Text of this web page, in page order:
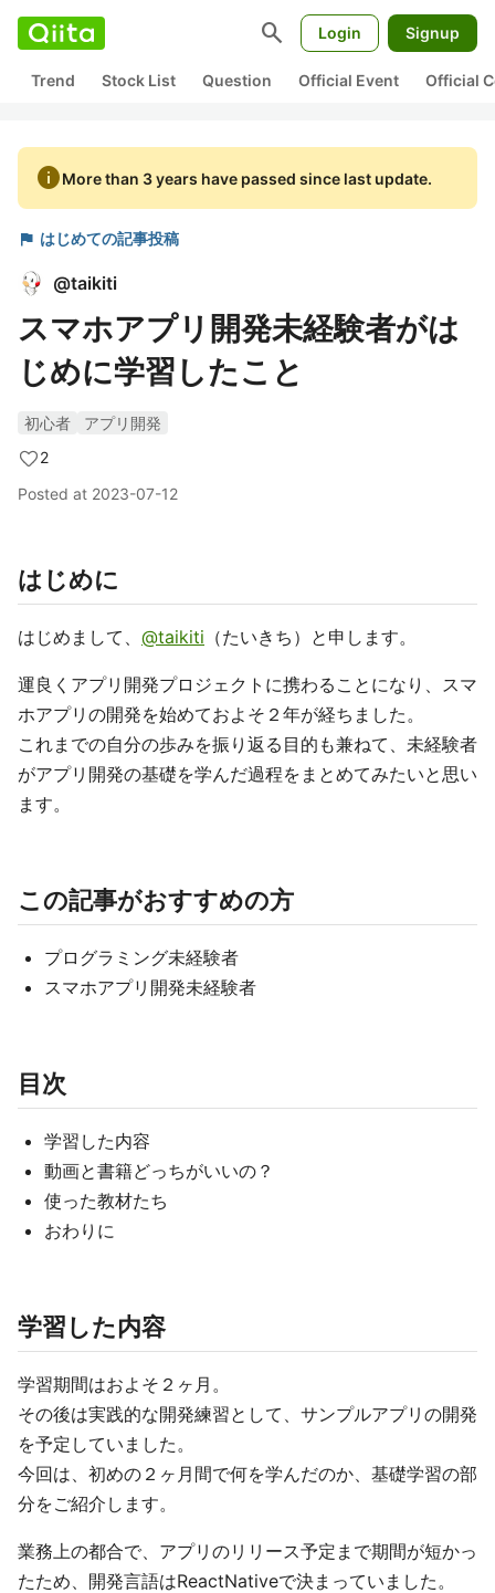
search Login Signup
Trend Stock List Question Official Event Official
infoMore than 3 years have passed since last update.
flag はじめての記事投稿
@taikiti
スマホアプリ開発未経験者がは
じめに学習したこと
初心者
アプリ開発
2
Posted at 2023-07-12
はじめに
はじめまして、 @taikiti （たいきち）と申します。
運良くアプリ開発プロジェクトに携わることになり、スマ
ホアプリの開発を始めておよそ２年が経ちました。
これまでの自分の歩みを振り返る目的も兼ねて、未経験者
がアプリ開発の基礎を学んだ過程をまとめてみたいと思い
ます。
この記事がおすすめの方
プログラミング未経験者
スマホアプリ開発未経験者
目次
学習した内容
動画と書籍どっちがいいの？
使った教材たち
おわりに
学習した内容
学習期間はおよそ２ヶ月。
その後は実践的な開発練習として、サンプルアプリの開発
を予定していました。
今回は、初めの２ヶ月間で何を学んだのか、基礎学習の部
分をご紹介します。
業務上の都合で、アプリのリリース予定まで期間が短かっ
たため、開発言語はReactNativeで決まっていました。